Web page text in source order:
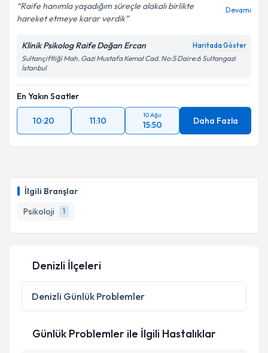
İlgili Branşlar
Psikoloji
1
Raife hanımla yaşadığım süreçle alakalı birlikte
hareket etmeye karar verdik
Devamı
Klinik Psikolog Raife Doğan Ercan Haritada Göster
Sultançiftliği Mah. Gazi Mustafa Kemal Cad. No:5 Daire:6 Sultangazi
İstanbul
En Yakın Saatler
10:20 11:10
10 Ağu
15:50 Daha Fazla
Denizli İlçeleri
Denizli Günlük Problemler
Günlük Problemler ile İlgili Hastalıklar